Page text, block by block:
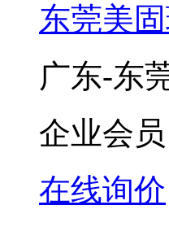
东莞美
广东-东
企业会员
在线询价